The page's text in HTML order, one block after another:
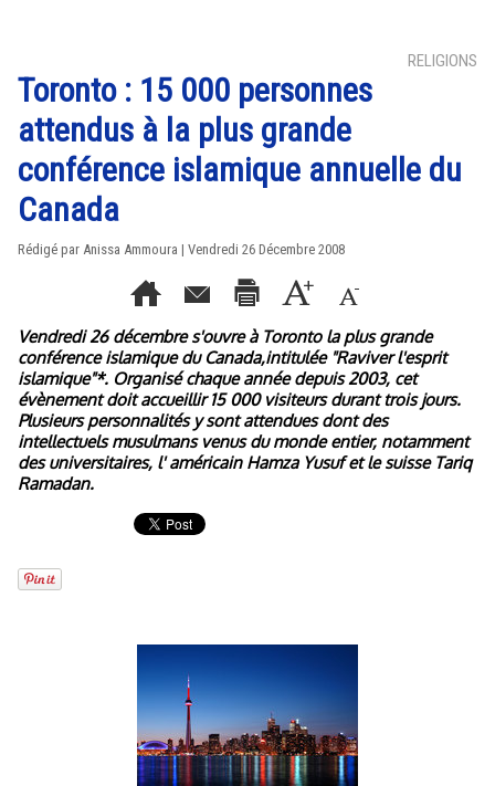
RELIGIONS
Toronto : 15 000 personnes
attendus à la plus grande
conférence islamique annuelle du
Canada
Rédigé par Anissa Ammoura | Vendredi 26 Décembre 2008
Vendredi 26 décembre s'ouvre à Toronto la plus grande
conférence islamique du Canada,intitulée "Raviver l'esprit
islamique"*. Organisé chaque année depuis 2003, cet
évènement doit accueillir 15 000 visiteurs durant trois jours.
Plusieurs personnalités y sont attendues dont des
intellectuels musulmans venus du monde entier, notamment
des universitaires, l' américain Hamza Yusuf et le suisse Tariq
Ramadan.